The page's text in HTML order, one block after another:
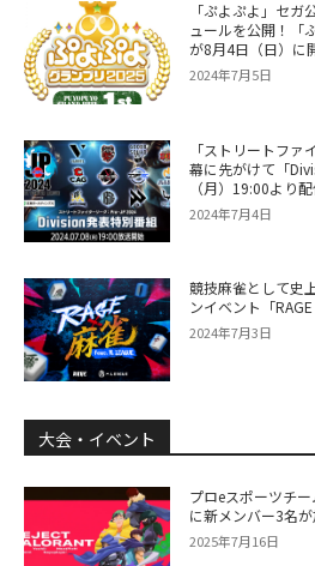
「ぷよぷよ」セ
ュールを公開！「
が8月4日（日）に
2024年7月5日
「ストリートフ
幕に先がけて「
（月）19:00より配
2024年7月4日
競技麻雀として史
ンイベント「
2024年7月3日
大会・イベント
プロeスポーツチー
に新メンバー3名
2025年7月16日